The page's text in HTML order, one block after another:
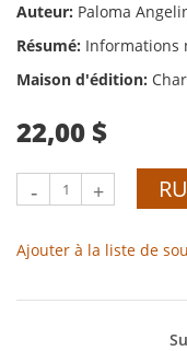
Auteur: Paloma
Résumé: Informations
Maison d'édition:
22,00 $
- +
Ajouter à la liste de